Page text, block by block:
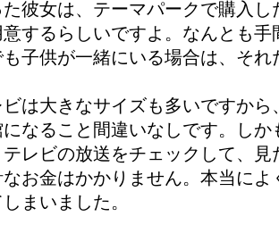
彼女は、テーマパークで購入
するらしいですよ。なんとも
子供が一緒にいる場合は、そ
は大きなサイズも多いですか
なること間違いなしです。し
レビの放送をチェックして、
お金はかかりません。本当に
まいました。